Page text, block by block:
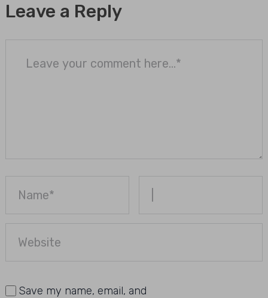
Leave a Reply
Save my name, email, and